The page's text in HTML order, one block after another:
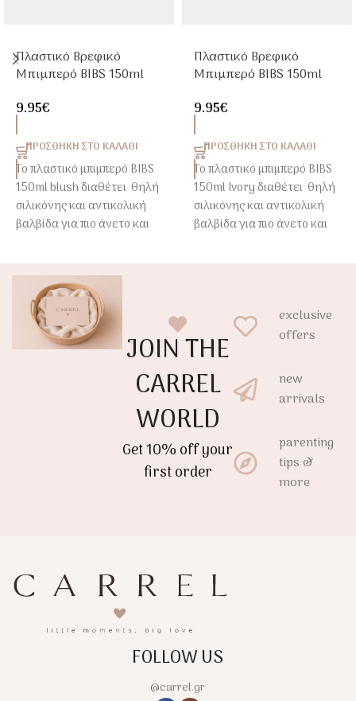
Πλαστικό Βρεφικό
Μπιμπερό BIBS 150ml
9.95€
ΠΡΟΣΘΉΚΗ ΣΤΟ ΚΑΛΆΘΙ
Το πλαστικό μπιμπερό BIBS
150ml blush διαθέτει θηλή
σιλικόνης και αντικολική
βαλβίδα για πιο άνετο και
ασφαλές BPA Free
πολυπροπυλένιο (PP),
αποτελεί ιδανική επιλογή
από τις πρώτες ημέρες του
Πλαστικό Βρεφικό
Μπιμπερό BIBS 150ml
Σιλικόνης
9.95€
ΠΡΟΣΘΉΚΗ ΣΤΟ ΚΑΛΆΘΙ
Το πλαστικό μπιμπερό BIBS
150ml Ivory διαθέτει θηλή
σιλικόνης και αντικολική
βαλβίδα για πιο άνετο και
πολυπροπυλένιο (PP),
αποτελεί ιδανική επιλογή
από τις πρώτες ημέρες του
μωρού.
JOIN THE
CARREL
WORLD
Get 10% off your
first order
exclusive
offers
new
arrivals
parenting
tips &
more
FOLLOW US
@carrel.gr